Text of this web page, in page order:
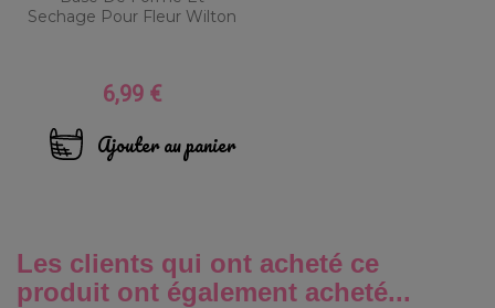
Sechage Pour Fleur Wilton
Prix
6,99 €
Ajouter au panier
Les clients qui ont acheté ce
produit ont également acheté...